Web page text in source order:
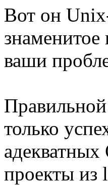
Вот он
ваши
только
адекватных
проекты из